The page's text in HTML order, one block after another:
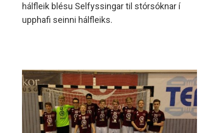
hálfleik blésu Selfyssingar til stórsóknar í
upphafi seinni hálfleiks.